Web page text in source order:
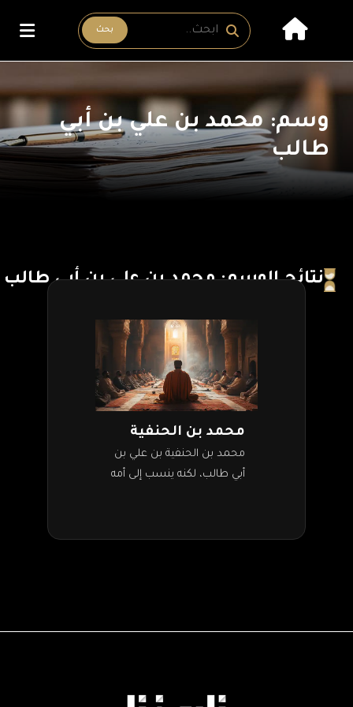
بحث
وسم: محمد بن علي بن أبي
طالب
نتائج الوسم: محمد بن علي بن أبي طالب
محمد بن الحنفية
محمد بن الحنفية بن علي بن
أبي طالب، لكنه ينسب إلى أمه